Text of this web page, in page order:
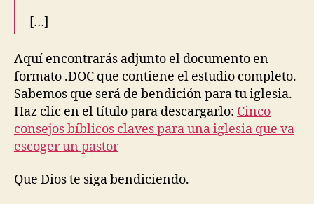
[…]
Aquí encontrarás adjunto el documento en
formato .DOC que contiene el estudio completo.
Sabemos que será de bendición para tu iglesia.
Haz clic en el título para descargarlo: Cinco
consejos bíblicos claves para una iglesia que va
escoger un pastor
Que Dios te siga bendiciendo.